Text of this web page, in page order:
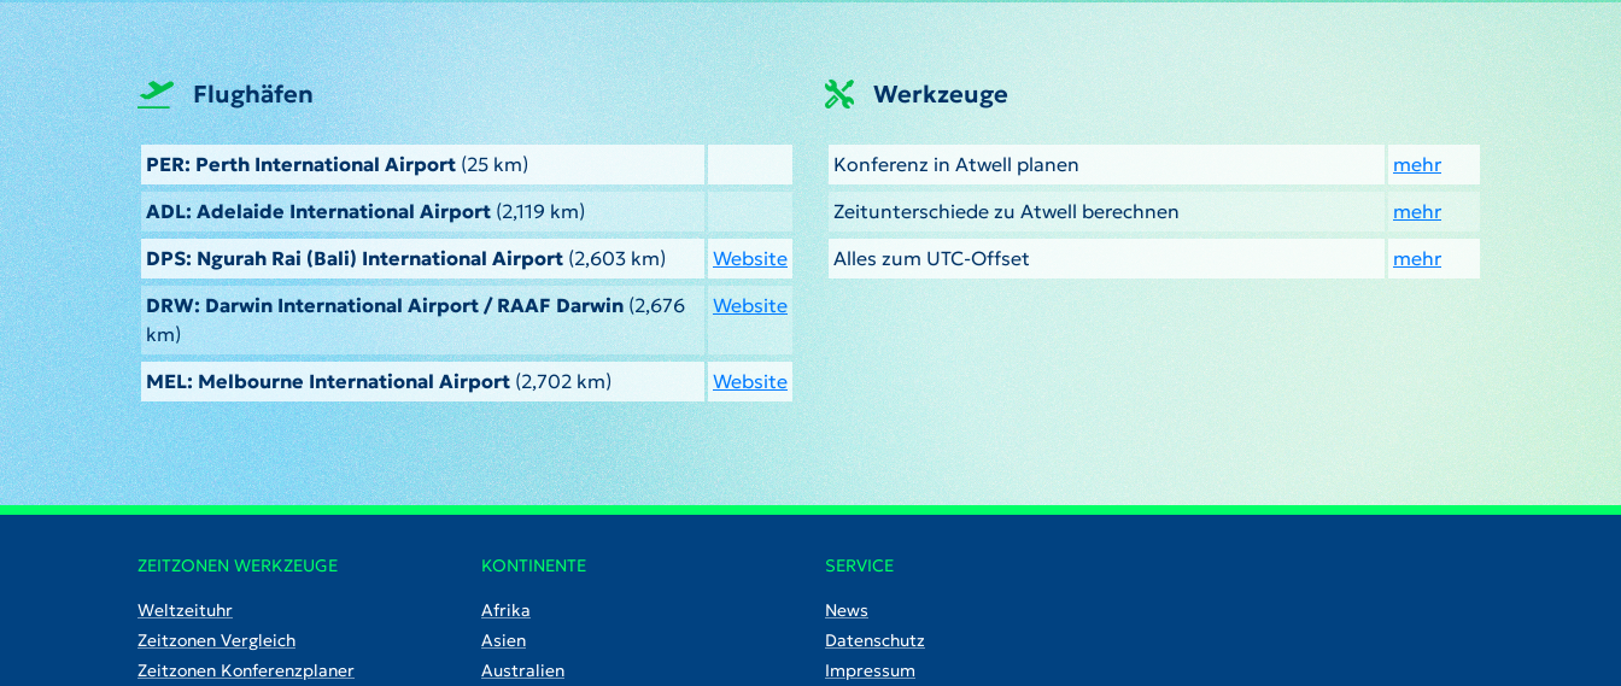
Flughäfen
PER: Perth International Airport (25 km)
ADL: Adelaide International Airport(2,119 km)
DPS: Ngurah Rai (Bali) International Airport (2,603 km)
Website
DRW: Darwin International Airport / RAAF Darwin(2,676
km)
Website
MEL: Melbourne International Airport (2,702 km) Website
Werkzeuge
Konferenz in Atwell planen
mehr
Zeitunterschiede zu Atwell berechnen
mehr
Alles zum UTC-Offset
mehr
ZEITZONEN WERKZEUGE
Weltzeituhr
Zeitzonen Vergleich
Zeitzonen Konferenzplaner
KONTINENTE
Afrika
Asien
Australien
SERVICE
News
Datenschutz
Impressum